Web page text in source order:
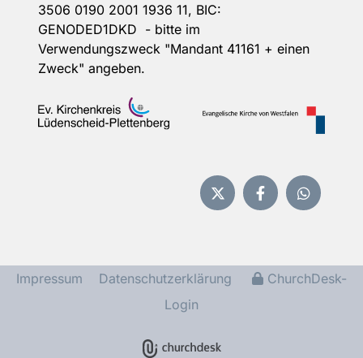
3506 0190 2001 1936 11, BIC:
GENODED1DKD - bitte im
Verwendungszweck "Mandant 41161 + einen
Zweck" angeben.
Impressum Datenschutzerklärung
ChurchDesk-
Login